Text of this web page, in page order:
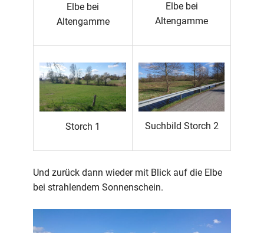
Elbe bei
Altengamme
Elbe bei
Altengamme
Storch 1 Suchbild Storch 2
Und zurück dann wieder mit Blick auf die Elbe
bei strahlendem Sonnenschein.